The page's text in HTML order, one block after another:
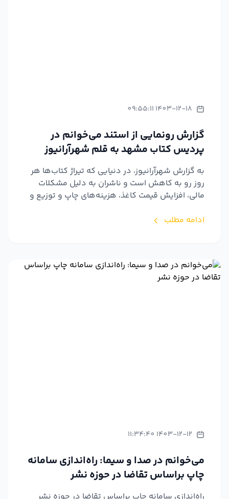
1403-12-18 09:55:11
گزارش رونمایی از استند می‌خوانم در
پردیس کتاب مشهد به قلم شهرآرانیوز
به گزارش شهرآرانیوز، در دنیایی که تیراژ کتاب‌ها هر
روز رو به کاهش است و ناشران به دلیل مشکلات
مالی، افزایش قیمت کاغذ، هزینه‌های چاپ و توزیع و
ادامه مطلب
1403-12-12 11:34:40
می‌خوانم در صدا و سیما: راه‌اندازی سامانه
چاپ براساس تقاضا در حوزه نشر